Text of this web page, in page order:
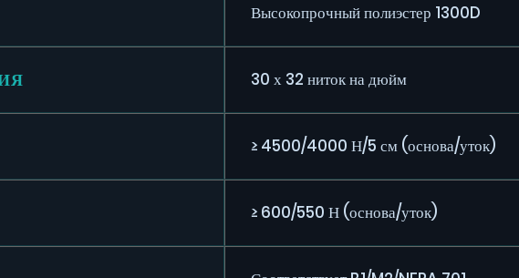
Высокопрочный полиэстер 1300D
30 х 32 ниток на дюйм
≥ 4500/4000 Н/5 см (основа/уток)
≥ 600/550 Н (основа/уток)